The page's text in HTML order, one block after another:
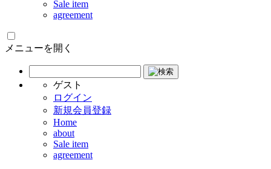
Sale item
agreement
メニューを開く
ゲスト
ログイン
新規会員登録
Home
about
Sale item
agreement